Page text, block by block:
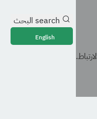
search البحث
English